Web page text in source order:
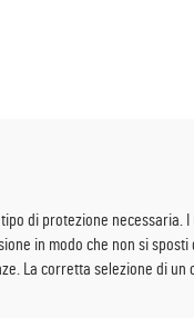
di protezione
in modo che non si
La corretta selezione di